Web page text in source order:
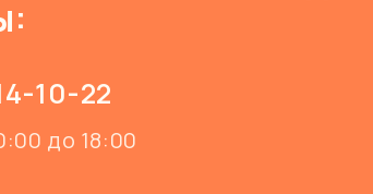
10-22
до 18:00